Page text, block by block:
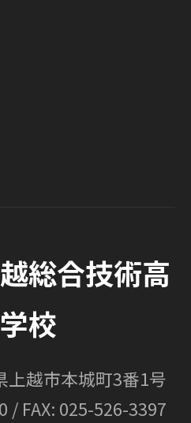
総合技術高
校
上越市本城町3番1号
/ FAX: 025-526-3397